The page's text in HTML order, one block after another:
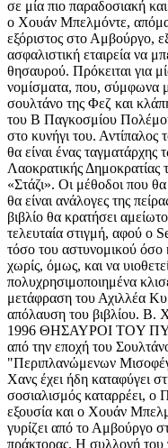
σε μία πιο παραδοσιακή
ο Χουάν Μπελμόντε,
εξόριστος στο Αμβούργο,
ασφαλιστική εταιρεία να
θησαυρού. Πρόκειται για
νομίσματα, που, σύμφωνα
σουλτάνο της Φεζ και
του Β Παγκοσμίου
στο κυνήγι του. Αντίπαλος
θα είναι ένας
Λαοκρατικής Δημοκρατίας
«Στάζι». Οι μέθοδοι που
θα είναι ανάλογες της
βιβλίο θα κρατήσει
τελευταία στιγμή, αφού ο
τόσο του αστυνομικού όσο
χωρίς, όμως, και να
πολυχρησιμοποιημένα
μετάφραση του Αχιλλέα
απόλαυση του βιβλίου. Β.
1996 ΘΗΣΑΥΡΟΙ TOY
από την εποχή του
"Περιπλανώμενων
Χανς έχει ήδη καταφύγει
σοσιαλισμός καταρρέει, ο
εξουσία και ο Χουάν
γυρίζει από το Αμβούργο
πράκτορας. Η συλλογή